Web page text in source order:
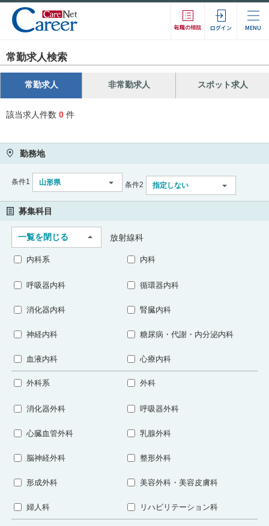
転職の相談 ログイン MENU
常勤求人検索
常勤求人 非常勤求人 スポット求人
該当求人件数 0 件
勤務地
条件1 山形県 条件2 指定しない
募集科目
一覧を閉じる 放射線科
内科系 内科
呼吸器内科 循環器内科
消化器内科 腎臓内科
神経内科 糖尿病・代謝・内分泌内科
血液内科 心療内科
外科系 外科
消化器外科 呼吸器外科
心臓血管外科 乳腺外科
脳神経外科 整形外科
形成外科 美容外科・美容皮膚科
婦人科 リハビリテーション科